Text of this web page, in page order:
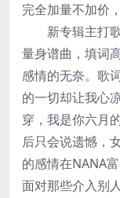
完全加量不加价
新专辑主打歌
量身谱曲，填词
感情的无奈。歌
的一切却让我心
穿，我是你六月
后只会说遗憾，
的感情在NANA
面对那些介入别